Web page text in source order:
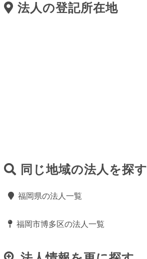
法人の登記所在地
同じ地域の法人を探す
福岡県の法人一覧
福岡市博多区の法人一覧